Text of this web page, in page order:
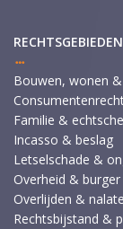
RECHTSGEBIEDEN
Bouwen, wonen
Familie &
Incasso & beslag
Letselschade &
Overheid & burger
Overlijden &
Rechtsbijstand &